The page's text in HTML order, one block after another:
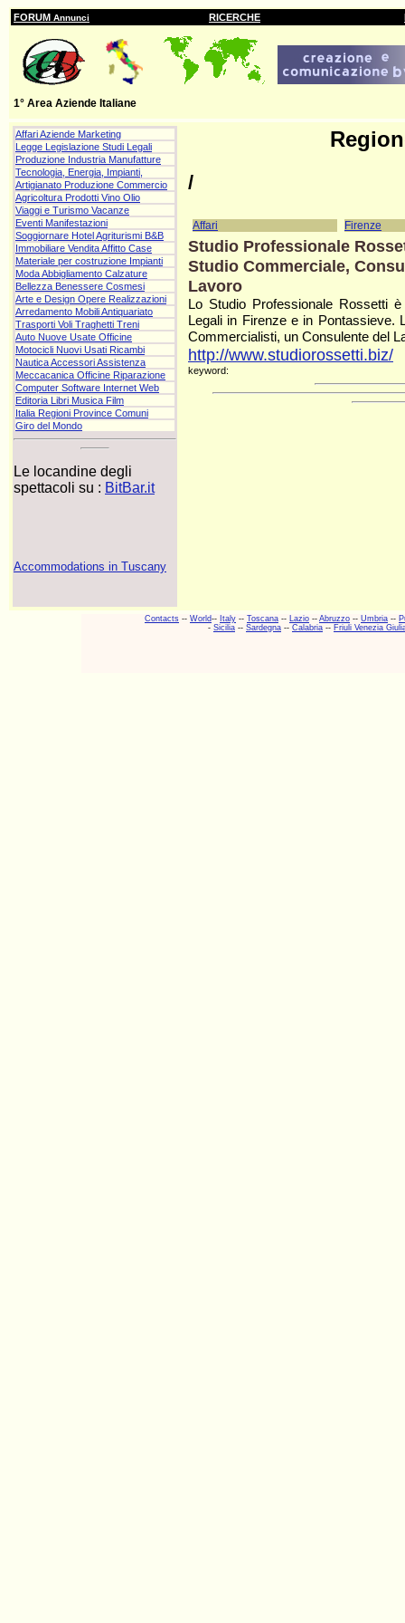
FORUM Annunci RICERCHE
1° Area Aziende Italiane
Affari Aziende Marketing
Legge Legislazione Studi Legali
Produzione Industria Manufatture
Tecnologia, Energia, Impianti,
Artigianato Produzione Commercio
Agricoltura Prodotti Vino Olio
Viaggi e Turismo Vacanze
Eventi Manifestazioni
Soggiornare Hotel Agriturismi B&B
Immobiliare Vendita Affitto Case
Materiale per costruzione Impianti
Moda Abbigliamento Calzature
Bellezza Benessere Cosmesi
Arte e Design Opere Realizzazioni
Arredamento Mobili Antiquariato
Trasporti Voli Traghetti Treni
Auto Nuove Usate Officine
Motocicli Nuovi Usati Ricambi
Nautica Accessori Assistenza
Meccacanica Officine Riparazione
Computer Software Internet Web
Editoria Libri Musica Film
Italia Regioni Province Comuni
Giro del Mondo
Le locandine degli
spettacoli su : BitBar.it
Accommodations in Tuscany
/
Affari Firenze
Studio Professionale
Studio Commerciale,
Lavoro
Lo Studio Professionale Rossetti
Legali in Firenze e in Pontassieve.
Commercialisti, un Consulente del
http://www.studiorossetti.biz/
keyword:
Contacts -- World-- Italy -- Toscana -- Lazio -- Abruzzo -- Umbria --
- Sicilia -- Sardegna -- Calabria -- Friuli Venezia